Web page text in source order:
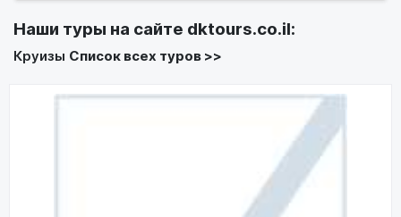
Наши туры на сайте dktours.co.il:
Круизы Список всех туров >>